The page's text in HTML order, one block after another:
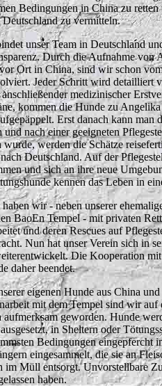
Bedingungen in China zu
zu vermitteln.
unser Team in Deutschland
Durch die Aufnahme von
Ort in China, sind wir schon
Jeder Schritt wird detailliert
medizinischer
kommen die Hunde zu
Erst danach kann man
nach einer geeigneten
wurde, werden die Schätze
Deutschland. Auf der
und sich an ihre neue
kennen das Leben in
wir - neben unserer
BaoEn Tempel - mit privaten
und deren Rescues auf
Nun hat unser Verein sich in
Die Kooperation
daher beendet.
eigenen Hunde aus China und
mit dem Tempel sind wir auf
geworden. Hunde
in Sheltern oder
Bedingungen eingepfercht
eingesammelt, die sie an
im Müll entsorgt. Unvorstellbare
haben.